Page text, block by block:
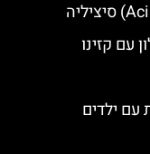
עם קזינו
עם ילדים